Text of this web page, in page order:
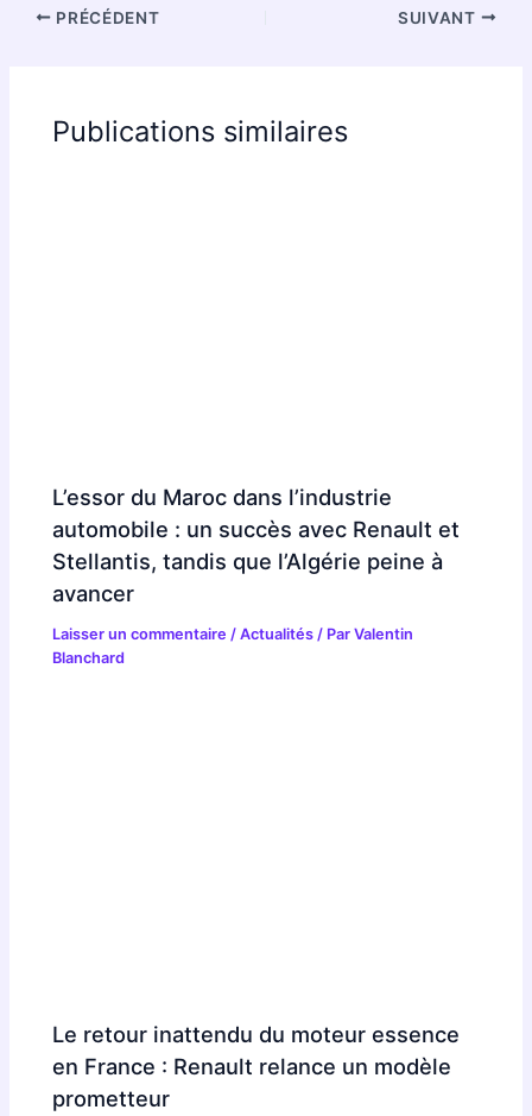
PRÉCÉDENT SUIVANT
Publications similaires
L’essor du Maroc dans l’industrie
automobile : un succès avec Renault et
Stellantis, tandis que l’Algérie peine à
avancer
Laisser un commentaire /Actualités / ParValentin
Blanchard
Le retour inattendu du moteur essence
en France : Renault relance un modèle
prometteur